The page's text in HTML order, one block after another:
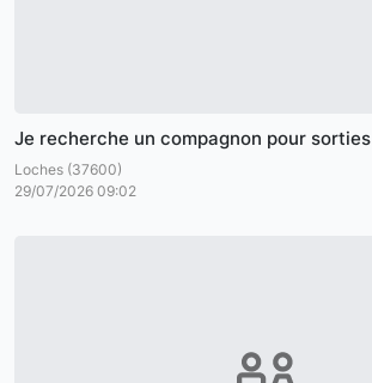
Je recherche un compagnon pour sorties
Loches (37600)
29/07/2026 09:02